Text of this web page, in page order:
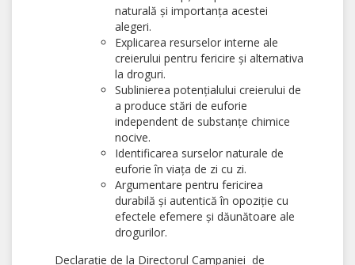
naturală și importanța acestei
alegeri.
Explicarea resurselor interne ale
creierului pentru fericire și alternativa
la droguri.
Sublinierea potențialului creierului de
a produce stări de euforie
independent de substanțe chimice
nocive.
Identificarea surselor naturale de
euforie în viața de zi cu zi.
Argumentare pentru fericirea
durabilă și autentică în opoziție cu
efectele efemere și dăunătoare ale
drogurilor.
Declarație de la Directorul Campaniei de